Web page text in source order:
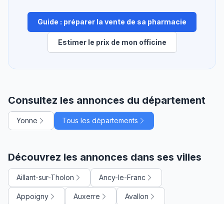
Guide : préparer la vente de sa pharmacie
Estimer le prix de mon officine
Consultez les annonces du département
Yonne Tous les départements
Découvrez les annonces dans ses villes
Aillant-sur-Tholon Ancy-le-Franc
Appoigny Auxerre Avallon